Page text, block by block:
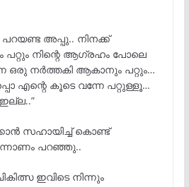
അപ്പു.. നിനക്ക്
പറ്റും നിന്റെ ആഗ്രഹം പോലെ
ഒരു നര്ത്തകി ആകാനും പറ്റും…
എന്റെ കൂടെ വന്നേ പറ്റുള്ളൂ…
സഹായിച്ച് കൊണ്ട്‌
പറഞ്ഞു..
ഇവിടെ നിന്നും